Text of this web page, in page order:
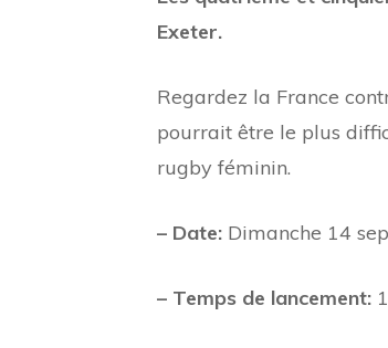
Exeter.
Regardez la France
pourrait être le plus
rugby féminin.
– Date: Dimanche 14
– Temps de lancement: